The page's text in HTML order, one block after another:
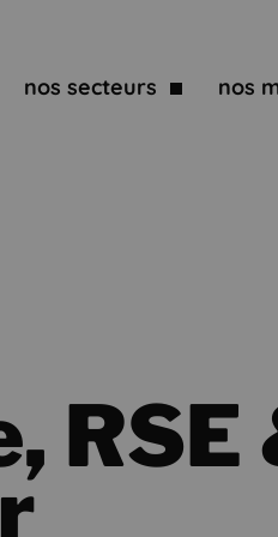
nos secteurs nos
RSE